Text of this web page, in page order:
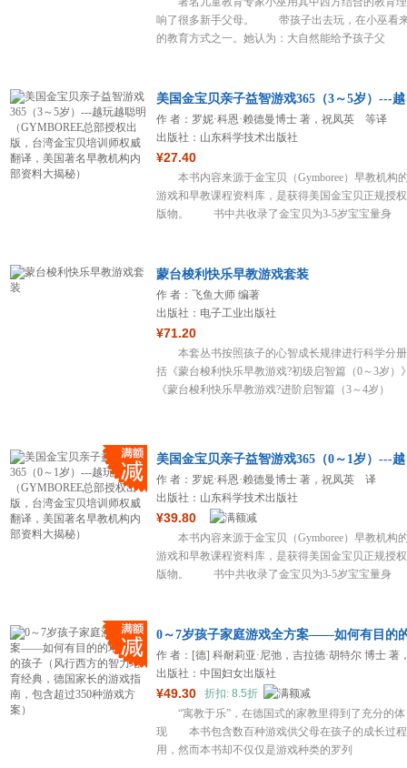
响了很多新手父母。 带孩子出去玩，在小巫看
的教育方式之一。她认为：大自然能给予孩子父
美国金宝贝亲子益智游戏365（3～5岁）---越
作 者：罗妮·科恩·赖德曼博士 著，祝凤英 等译
出版社：山东科学技术出版社
¥27.40
本书内容来源于金宝贝（Gymboree）早教机构
游戏和早教课程资料库，是获得美国金宝贝正规授
版物。 书中共收录了金宝贝为3-5岁宝宝量身
蒙台梭利快乐早教游戏套装
作 者：飞鱼大师 编著
出版社：电子工业出版社
¥71.20
本套丛书按照孩子的心智成长规律进行科学分
括《蒙台梭利快乐早教游戏?初级启智篇（0～3岁）
《蒙台梭利快乐早教游戏?进阶启智篇（3～4岁）
美国金宝贝亲子益智游戏365（0～1岁）---越
作 者：罗妮·科恩·赖德曼博士 著，祝凤英 译
出版社：山东科学技术出版社
¥39.80
本书内容来源于金宝贝（Gymboree）早教机构
游戏和早教课程资料库，是获得美国金宝贝正规授
版物。 书中共收录了金宝贝为3-5岁宝宝量身
0～7岁孩子家庭游戏全方案——如何有目的
作 者：[德] 科耐莉亚·尼弛，吉拉德·胡特尔 博士 著
鹏，申洁 译
出版社：中国妇女出版社
¥49.30 折扣: 8.5折
“寓教于乐”，在德国式的家教里得到了充分的体
现 本书包含数百种游戏供父母在孩子的成长过
用，然而本书却不仅仅是游戏种类的罗列